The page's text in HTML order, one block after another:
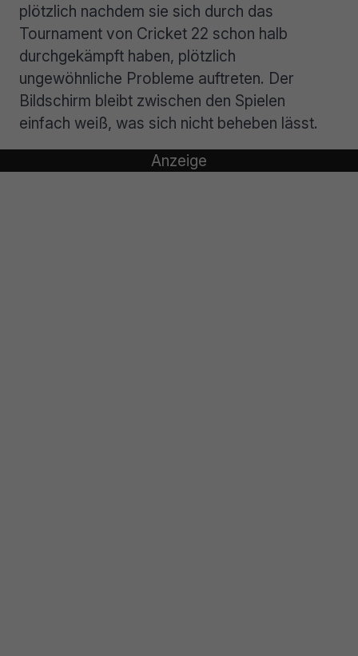
plötzlich nachdem sie sich durch das
Tournament von Cricket 22 schon halb
durchgekämpft haben, plötzlich
ungewöhnliche Probleme auftreten. Der
Bildschirm bleibt zwischen den Spielen
einfach weiß, was sich nicht beheben lässt.